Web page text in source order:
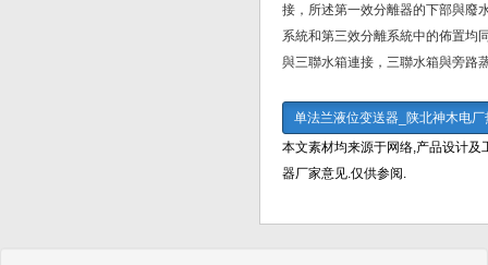
接，所述第一效分離器的下部與廢
系統和第三效分離系統中的佈置均
與三聯水箱連接，三聯水箱與旁路
单法兰液位变送器_陕北神木电
本文素材均来源于网络,产品设计
器厂家意见.仅供参阅.